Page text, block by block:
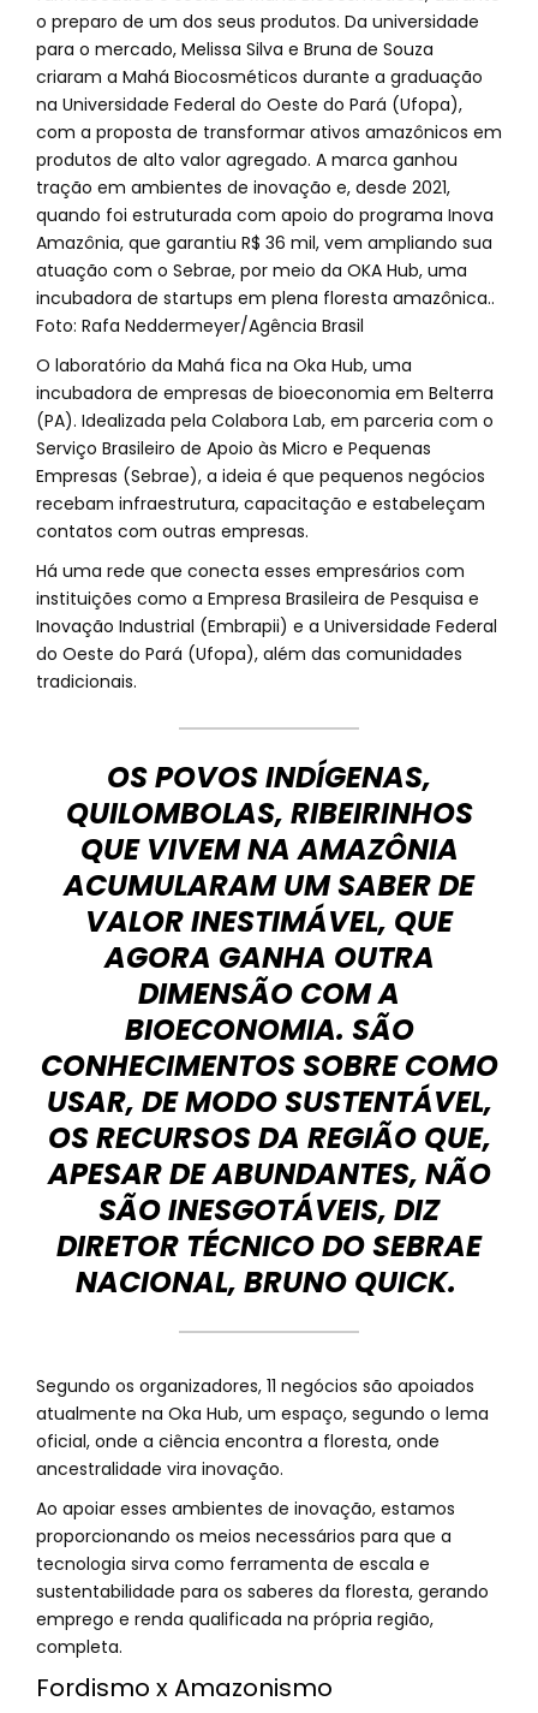
O laboratório da Mahá fica na Oka Hub, uma
incubadora de empresas de bioeconomia em Belterra
(PA). Idealizada pela Colabora Lab, em parceria com o
Serviço Brasileiro de Apoio às Micro e Pequenas
Empresas (Sebrae), a ideia é que pequenos negócios
recebam infraestrutura, capacitação e estabeleçam
contatos com outras empresas.
Há uma rede que conecta esses empresários com
instituições como a Empresa Brasileira de Pesquisa e
Inovação Industrial (Embrapii) e a Universidade Federal
do Oeste do Pará (Ufopa), além das comunidades
tradicionais.
OS POVOS INDÍGENAS,
QUILOMBOLAS, RIBEIRINHOS
QUE VIVEM NA AMAZÔNIA
ACUMULARAM UM SABER DE
VALOR INESTIMÁVEL, QUE
AGORA GANHA OUTRA
DIMENSÃO COM A
BIOECONOMIA. SÃO
CONHECIMENTOS SOBRE COMO
USAR, DE MODO SUSTENTÁVEL,
OS RECURSOS DA REGIÃO QUE,
APESAR DE ABUNDANTES, NÃO
SÃO INESGOTÁVEIS, DIZ
DIRETOR TÉCNICO DO SEBRAE
NACIONAL, BRUNO QUICK.
Segundo os organizadores, 11 negócios são apoiados
atualmente na Oka Hub, um espaço, segundo o lema
oficial, onde a ciência encontra a floresta, onde
ancestralidade vira inovação.
Ao apoiar esses ambientes de inovação, estamos
proporcionando os meios necessários para que a
tecnologia sirva como ferramenta de escala e
sustentabilidade para os saberes da floresta, gerando
emprego e renda qualificada na própria região,
completa.
Fordismo x Amazonismo